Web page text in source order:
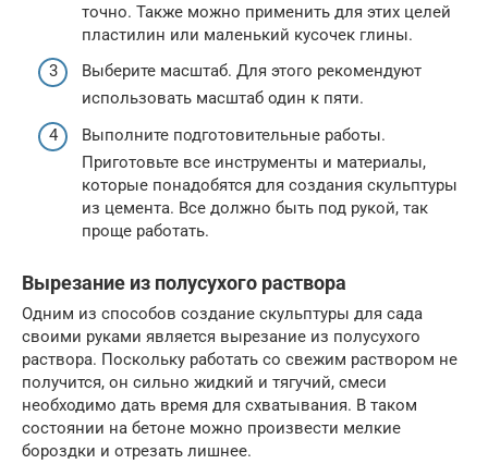
точно. Также можно применить для этих целей
пластилин или маленький кусочек глины.
Выберите масштаб. Для этого рекомендуют
использовать масштаб один к пяти.
Выполните подготовительные работы.
Приготовьте все инструменты и материалы,
которые понадобятся для создания скульптуры
из цемента. Все должно быть под рукой, так
проще работать.
Вырезание из полусухого раствора
Одним из способов создание скульптуры для сада
своими руками является вырезание из полусухого
раствора. Поскольку работать со свежим раствором не
получится, он сильно жидкий и тягучий, смеси
необходимо дать время для схватывания. В таком
состоянии на бетоне можно произвести мелкие
бороздки и отрезать лишнее.